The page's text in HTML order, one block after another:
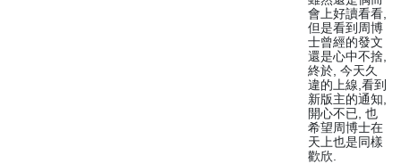
會上好讀看看,
但是看到周博
士曾經的發文
還是心中不捨,
終於, 今天久
違的上線,看到
新版主的通知,
開心不已, 也
希望周博士在
天上也是同樣
歡欣.